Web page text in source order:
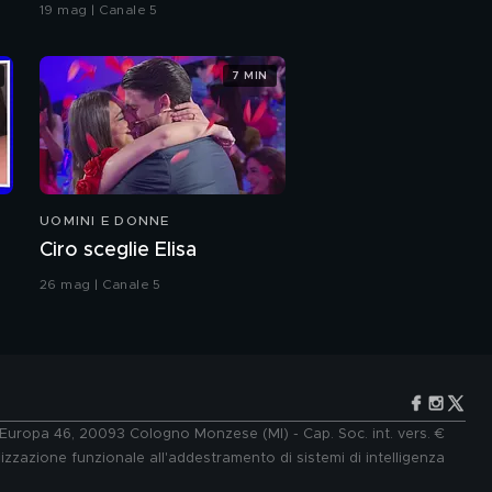
TV"
I Pooh: l'intervista
integrale
Sonia Bruganelli: un
cuore allo specchio
19 mag | Canale 5
UOMINI E DONNE
Ciro sceglie Elisa
26 mag | Canale 5
7 MIN
46, 20093 Cologno Monzese (MI) - Cap. Soc. int. vers. €
funzionale all'addestramento di sistemi di intelligenza